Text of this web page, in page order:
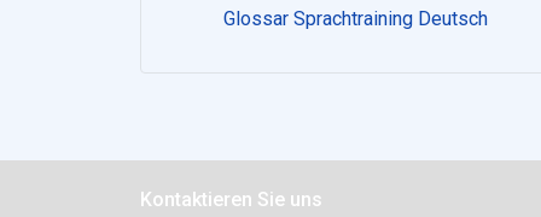
Glossar Sprachtraining Deutsch
Kontaktieren Sie uns